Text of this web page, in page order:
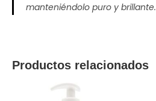
manteniéndolo puro y brillante.
Productos relacionados